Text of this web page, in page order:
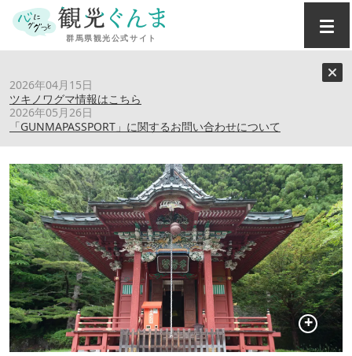
2026年04月15日
ツキノワグマ情報はこちら
2026年05月26日
「GUNMAPASSPORT」に関するお問い合わせについて
金精神社